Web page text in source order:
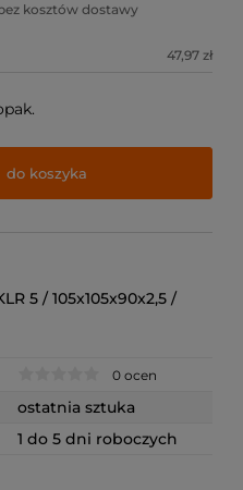
kosztów dostawy
47,97 zł
do koszyka
5 / 105x105x90x2,5 /
0 ocen
ostatnia sztuka
1 do 5 dni roboczych